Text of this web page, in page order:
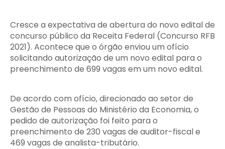
Cresce a expectativa de abertura do novo edital de
concurso público da Receita Federal (Concurso RFB
2021). Acontece que o órgão enviou um ofício
solicitando autorização de um novo edital para o
preenchimento de 699 vagas em um novo edital.
De acordo com ofício, direcionado ao setor de
Gestão de Pessoas do Ministério da Economia, o
pedido de autorização foi feito para o
preenchimento de 230 vagas de auditor-fiscal e
469 vagas de analista-tributário.